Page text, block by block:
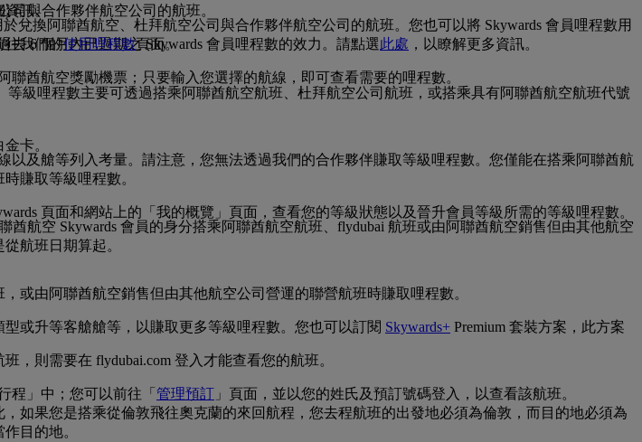
資訊。
司與合作夥伴航空公司的航班。
去 6 個月內已過期之 Skywards 會員哩程數的效力。請點選此處 ，以瞭解更多資訊。
兌換阿聯酋航空、杜拜航空公司與合作夥伴航空公司的航班。您也可以將 Skywards 會員哩程數用
往我們的使用哩程數頁面。
聯酋航空獎勵機票；只要輸入您選擇的航線，即可查看需要的哩程數。
等級哩程數主要可透過搭乘阿聯酋航空航班、杜拜航空公司航班，或搭乘具有阿聯酋航空航班代號
卡。
頁面和網站上的「我的概覽」頁面，查看您的等級狀態以及晉升會員等級所需的等級哩程數。
以及艙等列入考量。請注意，您無法透過我們的合作夥伴賺取等級哩程數。您僅能在搭乘阿聯酋航
賺取等級哩程數。
航空 Skywards 會員的身分搭乘阿聯酋航空航班、flydubai 航班或由阿聯酋航空銷售但由其他航空
航班日期算起。
或由阿聯酋航空銷售但由其他航空公司營運的聯營航班時賺取哩程數。
或升等客艙艙等，以賺取更多等級哩程數。您也可以訂閱 Skywards+ Premium 套裝方案，此方案
，則需要在 flydubai.com 登入才能查看您的航班。
程」中；您可以前往「 管理預訂 」頁面，並以您的姓氏及預訂號碼登入，以查看該航班。
如果您是搭乘從倫敦飛往奧克蘭的來回航程，您去程航班的出發地必須為倫敦，而目的地必須為
目的地。